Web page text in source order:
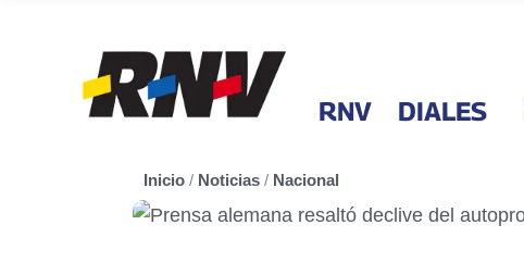
RNV DIALES
Inicio / Noticias / Nacional